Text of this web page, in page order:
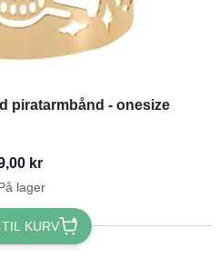
piratarmbånd - onesize
kr
lager
KURV